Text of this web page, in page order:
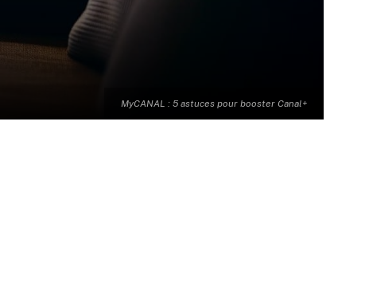
MyCANAL : 5 astuces pour booster Canal+